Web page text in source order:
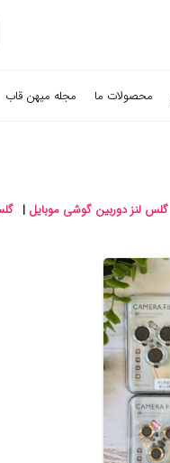
محصولات ما مجله میهن قاب
گلس لنز دوربین گوشی موبایل |